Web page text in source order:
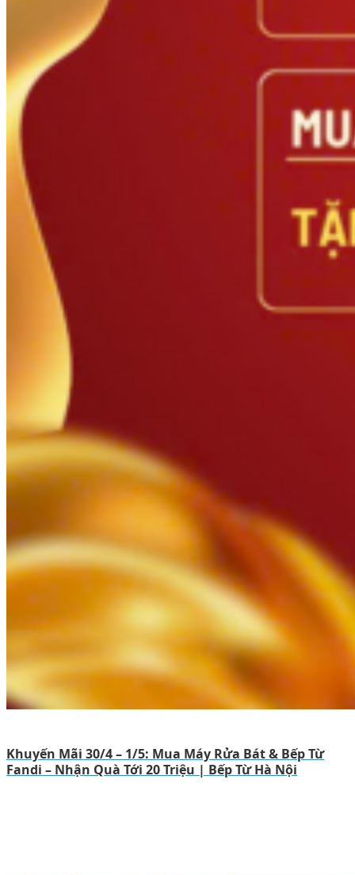
Khuyến Mãi 30/4 – 1/5: Mua Máy Rửa Bát & Bếp Từ
Fandi – Nhận Quà Tới 20 Triệu | Bếp Từ Hà Nội